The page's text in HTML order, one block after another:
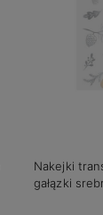
Nakejki
gałązki